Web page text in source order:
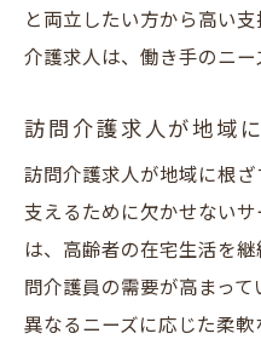
と両立したい方から高い
介護求人は、働き手のニー
訪問介護求人が地域
訪問介護求人が地域に根
支えるために欠かせない
は、高齢者の在宅生活を
問介護員の需要が高まっ
異なるニーズに応じた柔